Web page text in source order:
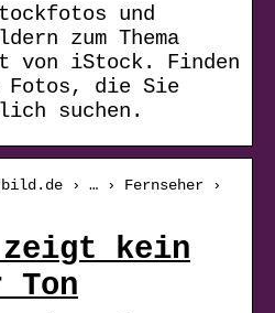
und
zum Thema
von iStock. Finden
Fotos, die Sie
suchen.
› … › Fernseher ›
zeigt kein